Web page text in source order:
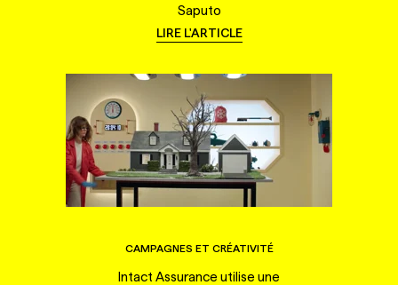
Saputo
LIRE L'ARTICLE
CAMPAGNES ET CRÉATIVITÉ
Intact Assurance utilise une